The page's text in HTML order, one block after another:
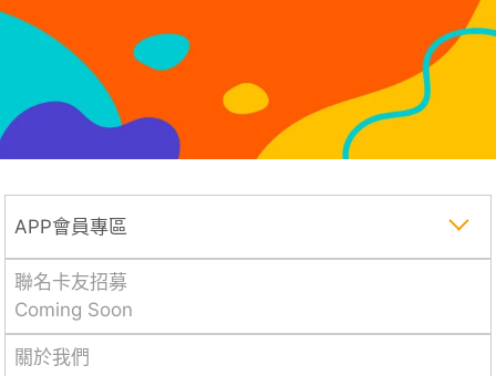
APP會員專區
聯名卡友招募
Coming Soon
關於我們